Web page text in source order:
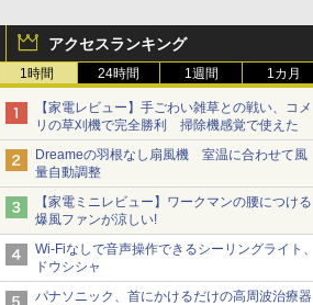
アクセスランキング
1時間 24時間 1週間 1カ月
【家電レビュー】手ごわい雑草との戦い、コメ
リの草刈機で完全勝利 掃除機感覚で使えた
Dreameの羽根なし扇風機 室温に合わせて風
量自動調整
【家電ミニレビュー】ワークマンの腰につける
爆風ファンが涼しい!
Wi-Fiなしで音声操作できるシーリングライト、
ドウシシャ
パナソニック、首にかけるだけの高周波治療器